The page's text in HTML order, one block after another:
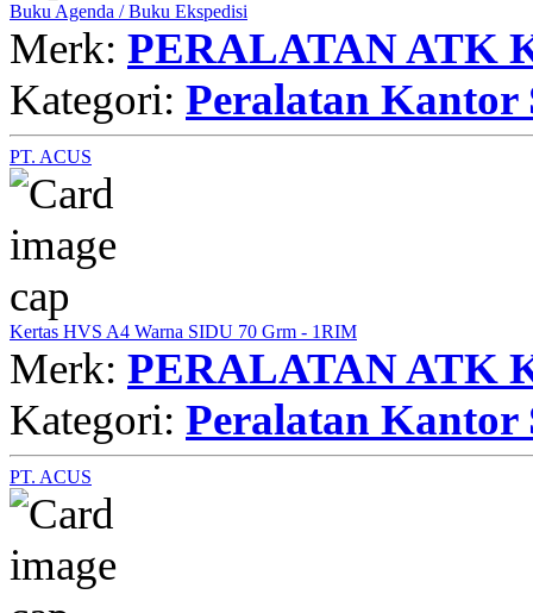
Buku Agenda / Buku Ekspedisi
Merk: PERALATAN ATK
Kategori: Peralatan Kantor
PT. ACUS
Kertas HVS A4 Warna SIDU 70 Grm - 1RIM
Merk: PERALATAN ATK
Kategori: Peralatan Kantor
PT. ACUS